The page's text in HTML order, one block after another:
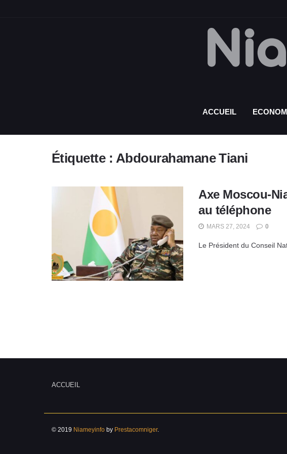
ACCUEIL
Étiquette : Abdourahamane Tiani
Axe Moscou-
au téléphone
MARS 27, 2024 0
Le Président du Conseil
ACCUEIL
© 2019 Niameyinfo by Prestacomniger.